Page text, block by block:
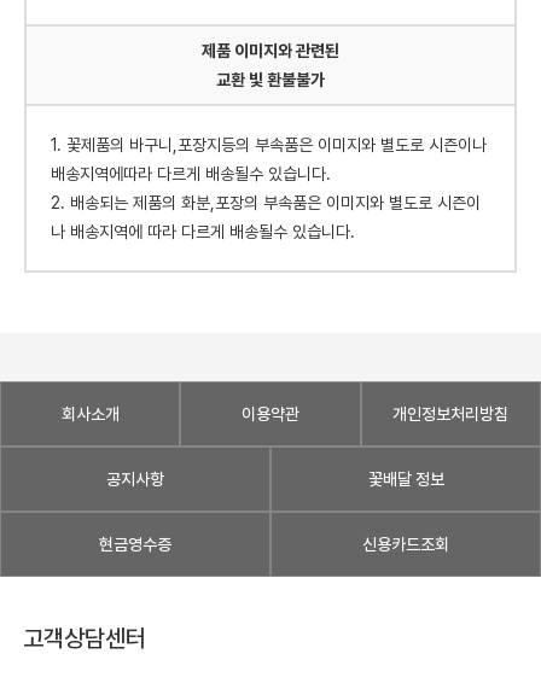
제품 이미지와 관련된
교환 빛 환불불가
1. 꽃제품의 바구니,포장지등의 부속품은 이미지와 별도로 시즌이나
배송지역에따라 다르게 배송될수 있습니다.
2. 배송되는 제품의 화분,포장의 부속품은 이미지와 별도로 시즌이
나 배송지역에 따라 다르게 배송될수 있습니다.
회사소개 이용약관 개인정보처리방침
공지사항 꽃배달 정보
현금영수증 신용카드조회
고객상담센터